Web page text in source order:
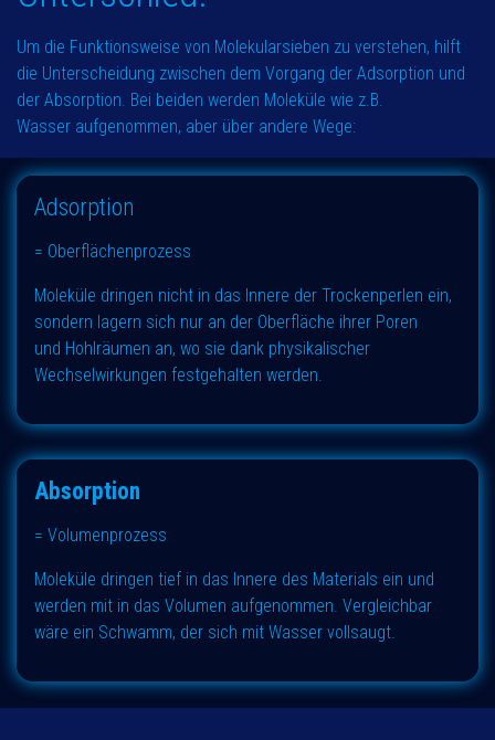
Um die Funktionsweise von Molekularsieben zu verstehen, hilft
die Unterscheidung zwischen dem Vorgang der Adsorption und
der Absorption. Bei beiden werden Moleküle wie z.B.
Wasser aufgenommen, aber über andere Wege:
Adsorption
= Oberflächenprozess
Moleküle dringen nicht in das Innere der Trockenperlen ein,
sondern lagern sich nur an der Oberfläche ihrer Poren
und Hohlräumen an, wo sie dank physikalischer
Wechselwirkungen festgehalten werden.
Absorption
= Volumenprozess
Moleküle dringen tief in das Innere des Materials ein und
werden mit in das Volumen aufgenommen. Vergleichbar
wäre ein Schwamm, der sich mit Wasser vollsaugt.